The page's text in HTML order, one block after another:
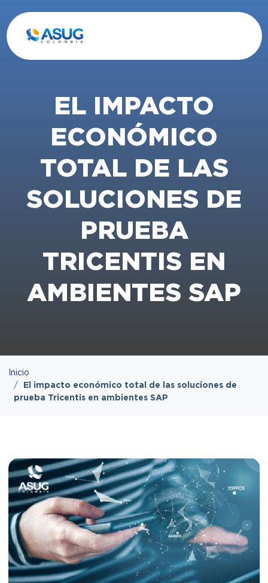
EL IMPACTO
ECONÓMICO
TOTAL DE LAS
SOLUCIONES DE
PRUEBA
TRICENTIS EN
AMBIENTES SAP
Inicio
El impacto económico total de las soluciones de
prueba Tricentis en ambientes SAP